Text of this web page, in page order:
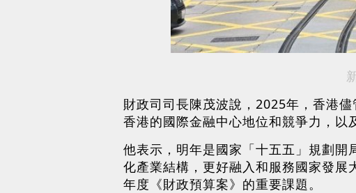
財政司司長陳茂波說，2025年，香港
香港的國際金融中心地位和競爭力，
他表示，明年是國家「十五五」規劃
化產業結構，更好融入和服務國家發
年度《財政預算案》的重要課題。